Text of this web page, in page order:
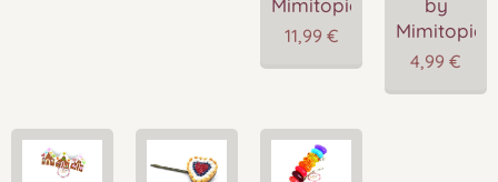
Mimitopia
11,99 €
by
Mimitopia
4,99 €